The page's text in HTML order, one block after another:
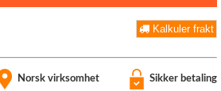
Kalkuler frakt
Norsk virksomhet Sikker betaling